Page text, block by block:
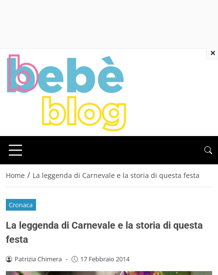
Home / La leggenda di Carnevale e la storia di questa festa
Cronaca
La leggenda di Carnevale e la storia di questa
festa
Patrizia Chimera - 17 Febbraio 2014
×